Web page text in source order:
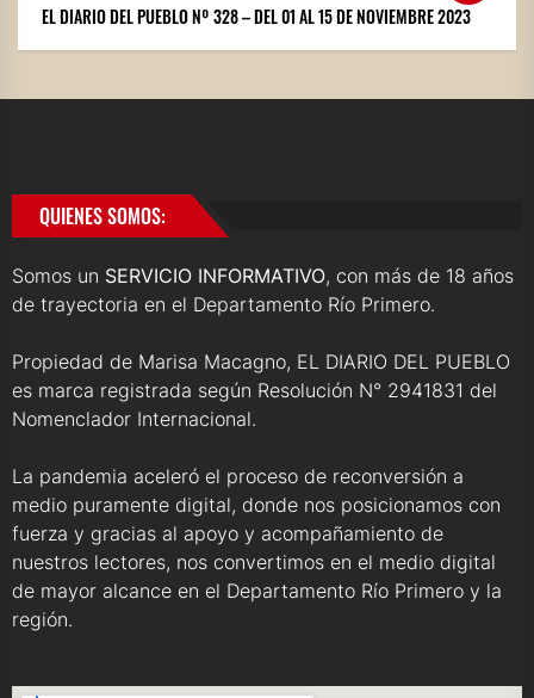
EL DIARIO DEL PUEBLO Nº 328 – DEL 01 AL 15 DE NOVIEMBRE 2023
QUIENES SOMOS:
Somos un SERVICIO INFORMATIVO, con más de 18 años
de trayectoria en el Departamento Río Primero.
Propiedad de Marisa Macagno, EL DIARIO DEL PUEBLO
es marca registrada según Resolución N° 2941831 del
Nomenclador Internacional.
La pandemia aceleró el proceso de reconversión a
medio puramente digital, donde nos posicionamos con
fuerza y gracias al apoyo y acompañamiento de
nuestros lectores, nos convertimos en el medio digital
de mayor alcance en el Departamento Río Primero y la
región.